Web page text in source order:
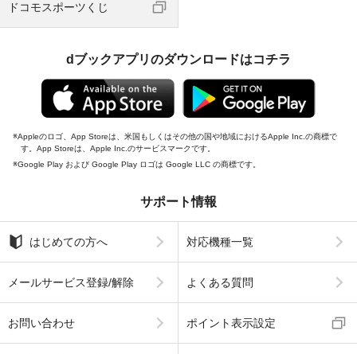
ドコモスポーツくじ
dブックアプリのダウンロードはコチラ
Appleのロゴ、App Storeは、米国もしくはその他の国や地域におけるApple Inc.の商標で
す。App Storeは、Apple Inc.のサービスマークです。
Google Play および Google Play ロゴは Google LLC の商標です。
サポート情報
はじめての方へ 対応機種一覧
メールサービス登録/解除 よくある質問
お問い合わせ ポイント表示設定